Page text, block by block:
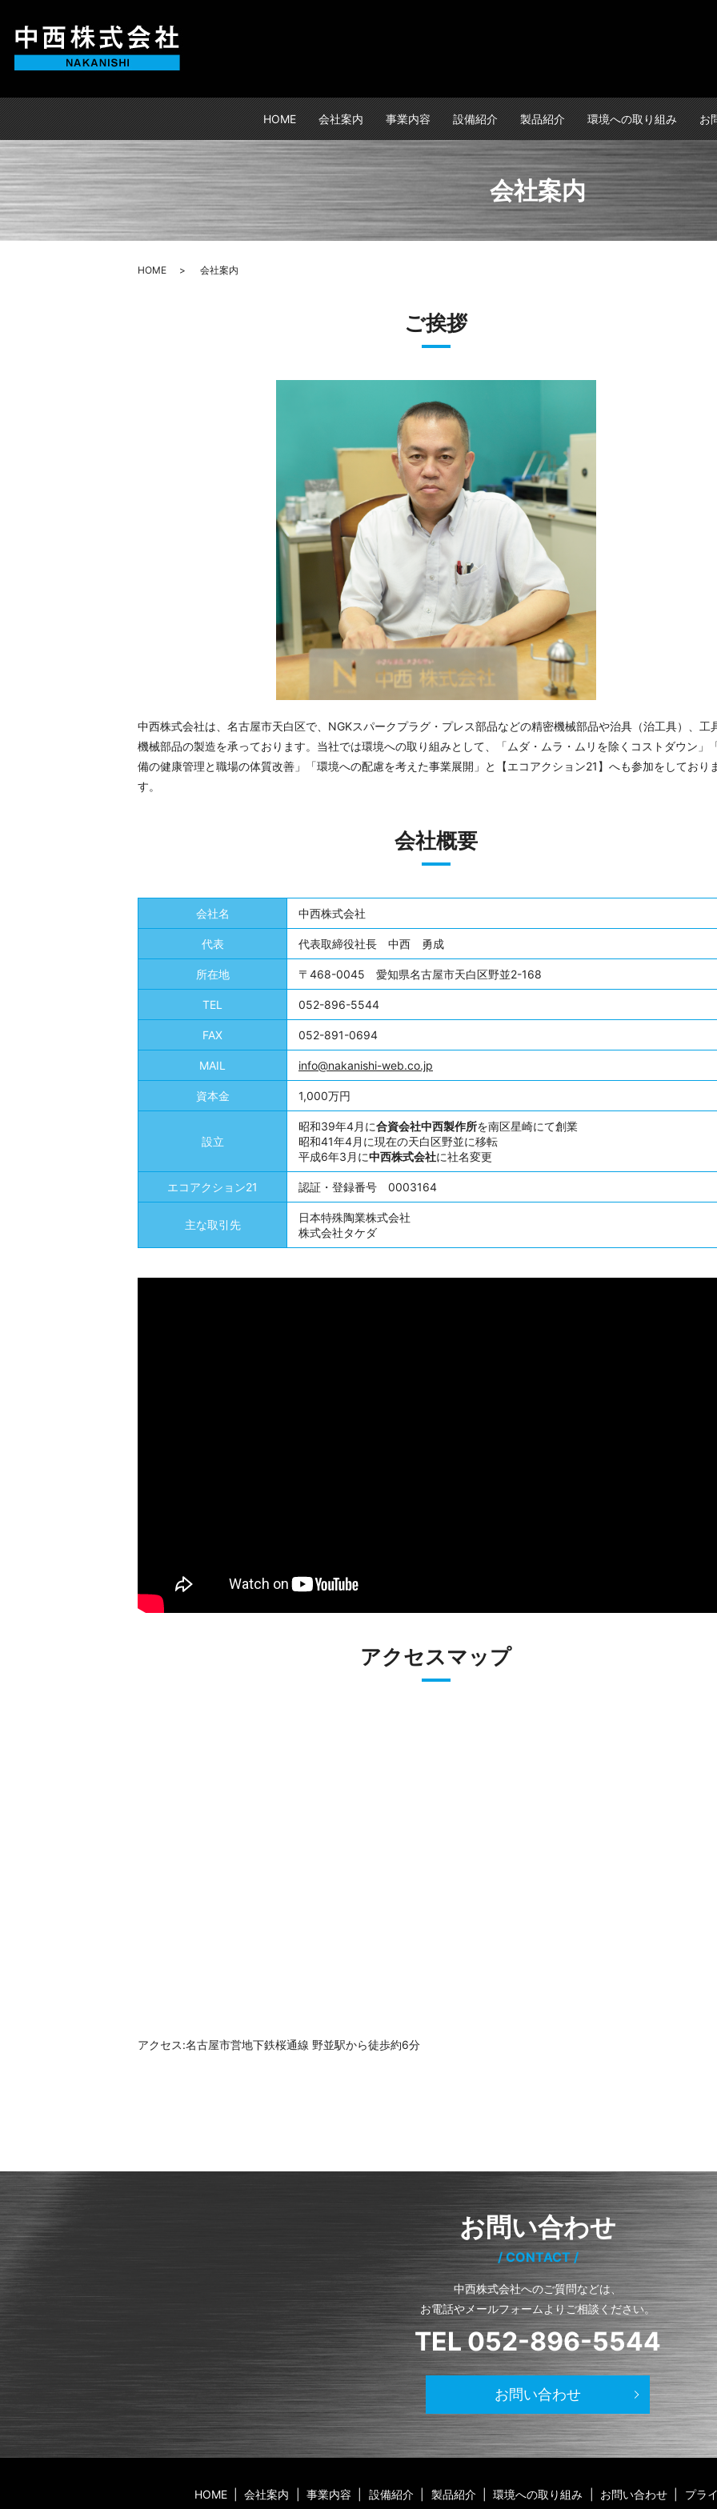
HOME 会社案内 事業内容 設備紹介 製品紹介 環境への取り組み お
会社案内
HOME 会社案内
ご挨拶
中西株式会社は、名古屋市天白区で、NGKスパークプラグ・プレス部品などの精密機械部品や治具（治工具）、工
機械部品の製造を承っております。当社では環境への取り組みとして、「ムダ・ムラ・ムリを除くコストダウン」
備の健康管理と職場の体質改善」「環境への配慮を考えた事業展開」と【エコアクション21】へも参加をしており
す。
会社概要
会社名 中西株式会社
代表 代表取締役社長 中西 勇成
所在地 〒468-0045 愛知県名古屋市天白区野並2-168
TEL 052-896-5544
FAX 052-891-0694
MAIL info@nakanishi-web.co.jp
資本金 1,000万円
設立
昭和39年4月に合資会社中西製作所を南区星崎にて創業
昭和41年4月に現在の天白区野並に移転
平成6年3月に中西株式会社に社名変更
エコアクション21 認証・登録番号 0003164
主な取引先
日本特殊陶業株式会社
株式会社タケダ
アクセスマップ
アクセス:名古屋市営地下鉄桜通線 野並駅から徒歩約6分
お問い合わせ
CONTACT
中西株式会社へのご質問などは、
お電話やメールフォームよりご相談ください。
TEL 052-896-5544
お問い合わせ
HOME 会社案内 事業内容 設備紹介 製品紹介 環境への取り組み お問い合わせ プラ